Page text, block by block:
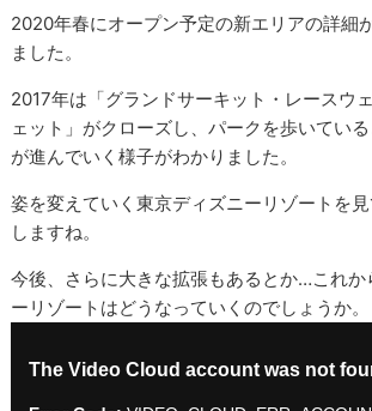
2020年春にオープン予定の新エリアの詳細
ました。
2017年は「グランドサーキット・レースウ
ェット」がクローズし、パークを歩いてい
が進んでいく様子がわかりました。
姿を変えていく東京ディズニーリゾートを
しますね。
今後、さらに大きな拡張もあるとか…これか
ーリゾートはどうなっていくのでしょうか。